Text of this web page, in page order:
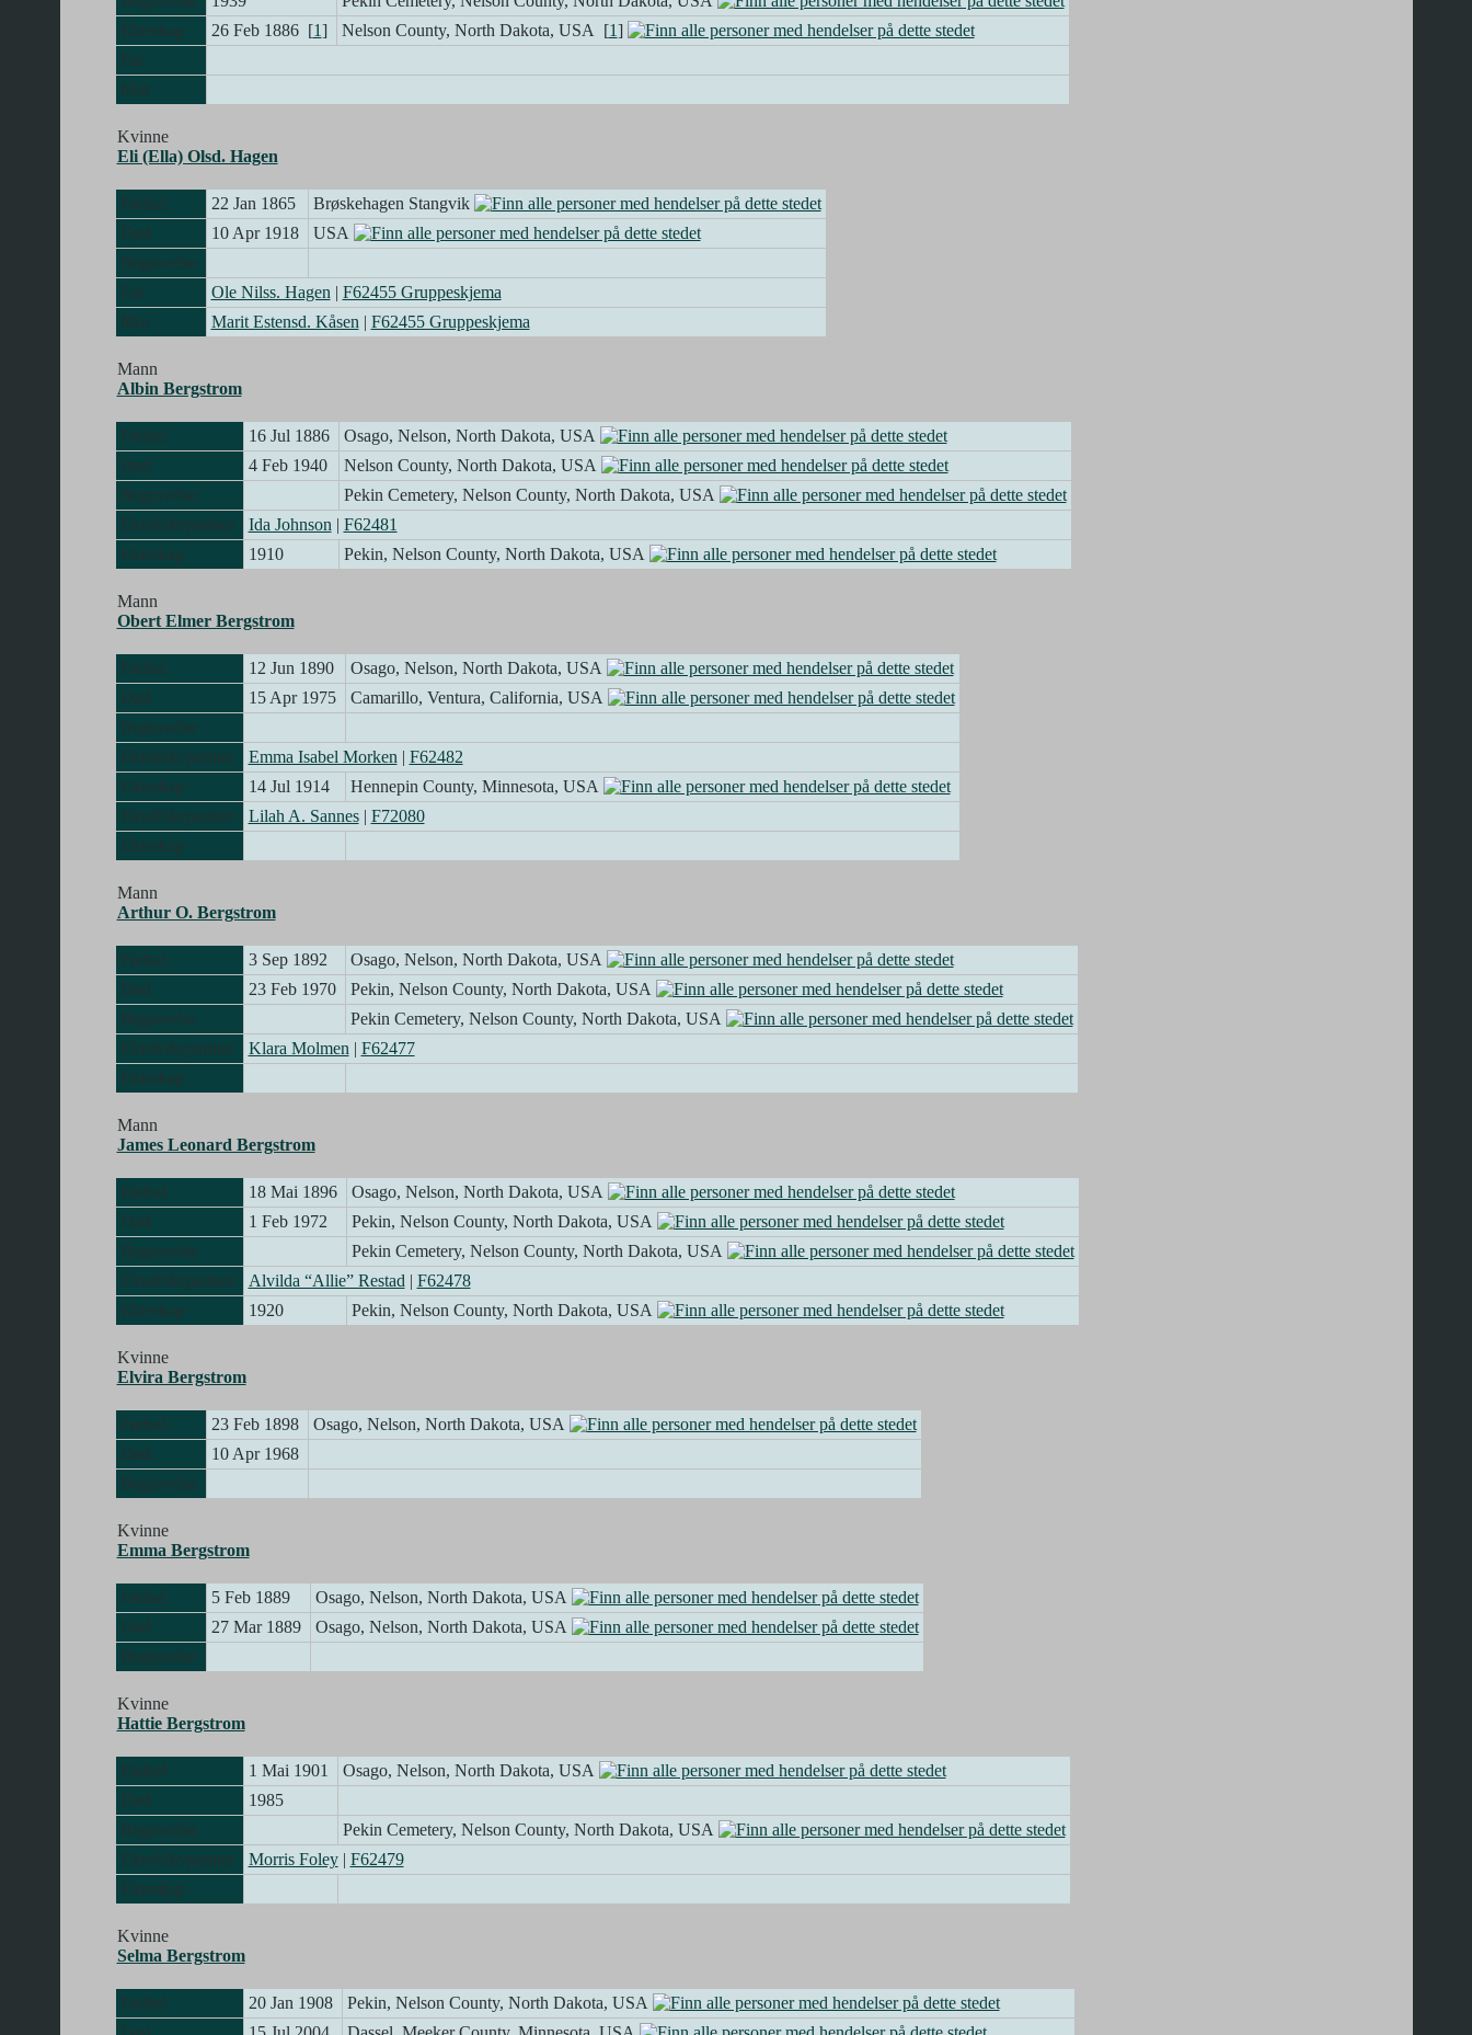
Ekteskap
26 Feb 1886 [1] Nelson County, North Dakota, USA [1]
Far
Mor
Kvinne
Eli (Ella) Olsd. Hagen
Fødsel 22 Jan 1865
Brøskehagen Stangvik
Død
10 Apr 1918
USA
Begravelse
Far
Ole Nilss. Hagen| F62455 Gruppeskjema
Mor
Marit Estensd. Kåsen| F62455 Gruppeskjema
Mann
Albin Bergstrom
Fødsel 16 Jul 1886
Osago, Nelson, North Dakota, USA
Død
4 Feb 1940
Nelson County, North Dakota, USA
Begravelse
Pekin Cemetery, Nelson County, North Dakota, USA
Ektefelle/partner
Ida Johnson| F62481
Ekteskap
1910 Pekin, Nelson County, North Dakota, USA
Mann
Obert Elmer Bergstrom
Fødsel 12 Jun 1890
Osago, Nelson, North Dakota, USA
Død
15 Apr 1975
Camarillo, Ventura, California, USA
Begravelse
Ektefelle/partner
Emma Isabel Morken| F62482
Ekteskap
14 Jul 1914
Hennepin County, Minnesota, USA
Ektefelle/partner
Lilah A. Sannes| F72080
Ekteskap
Mann
Arthur O. Bergstrom
Fødsel 3 Sep 1892
Osago, Nelson, North Dakota, USA
Død
23 Feb 1970
Pekin, Nelson County, North Dakota, USA
Begravelse
Pekin Cemetery, Nelson County, North Dakota, USA
Ektefelle/partner
Klara Molmen| F62477
Ekteskap
Mann
James Leonard Bergstrom
Fødsel 18 Mai 1896
Osago, Nelson, North Dakota, USA
Død
1 Feb 1972
Pekin, Nelson County, North Dakota, USA
Begravelse
Pekin Cemetery, Nelson County, North Dakota, USA
Ektefelle/partner
Alvilda “Allie” Restad| F62478
Ekteskap
1920 Pekin, Nelson County, North Dakota, USA
Kvinne
Elvira Bergstrom
Fødsel 23 Feb 1898
Osago, Nelson, North Dakota, USA
Død
10 Apr 1968
Begravelse
Kvinne
Emma Bergstrom
Fødsel 5 Feb 1889
Osago, Nelson, North Dakota, USA
Død
27 Mar 1889
Osago, Nelson, North Dakota, USA
Begravelse
Kvinne
Hattie Bergstrom
Fødsel 1 Mai 1901
Osago, Nelson, North Dakota, USA
Død
1985
Begravelse
Pekin Cemetery, Nelson County, North Dakota, USA
Ektefelle/partner
Morris Foley| F62479
Ekteskap
Kvinne
Selma Bergstrom
Fødsel 20 Jan 1908
Pekin, Nelson County, North Dakota, USA